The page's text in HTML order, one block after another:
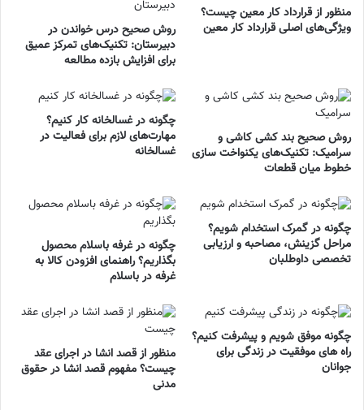
منظور از قرارداد کار معین چیست؟
ویژگی‌های اصلی قرارداد کار معین
روش صحیح درس خواندن در
دبیرستان: تکنیک‌های تمرکز عمیق
برای افزایش بازده مطالعه
روش صحیح بند کشی کاشی و
سرامیک: تکنیک‌های یکنواخت‌ سازی
خطوط میان قطعات
چگونه در غسالخانه کار کنیم؟
مهارت‌های لازم برای فعالیت در
غسالخانه
چگونه در گمرک استخدام شویم؟
مراحل گزینش، مصاحبه و ارزیابی
تخصصی داوطلبان
چگونه در غرفه باسلام محصول
بگذاریم؟ راهنمای افزودن کالا به
غرفه در باسلام
چگونه موفق شویم و پیشرفت کنیم؟
راه های موفقیت در زندگی برای
جوانان
منظور از قصد انشا در اجرای عقد
چیست؟ مفهوم قصد انشا در حقوق
مدنی